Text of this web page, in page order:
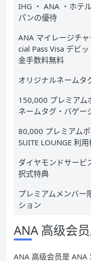
IHG ・ ANA ・ホテ
パンの優待
ANA マイレージチ
cial Pass Visa デビ
金手数料無料
オリジナルネームタ
150,000 プレミアム
ネームタグ・バゲー
80,000 プレミアム
SUITE LOUNGE 利用
ダイヤモンドサービ
択式特典
プレミアムメンバー
ション
ANA 高级会
ANA 高级会员是 ANA